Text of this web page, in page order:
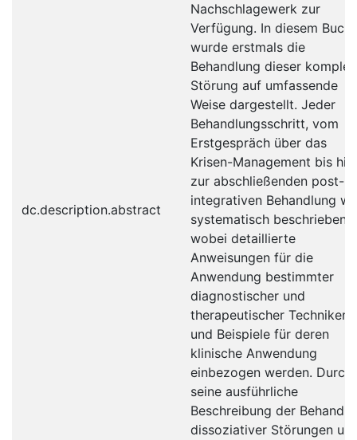
dc.description.abstract
Nachschlagewerk zur
Verfügung. In diesem Buch
wurde erstmals die
Behandlung dieser
Störung auf umfassende
Weise dargestellt. Jeder
Behandlungsschritt, vom
Erstgespräch über das
Krisen-Management bis hin
zur abschließenden post-
integrativen Behandlung
systematisch beschrieben,
wobei detaillierte
Anweisungen für die
Anwendung bestimmter
diagnostischer und
therapeutischer Techniken
und Beispiele für deren
klinische Anwendung
einbezogen werden. Durch
seine ausführliche
Beschreibung der
dissoziativer Störungen